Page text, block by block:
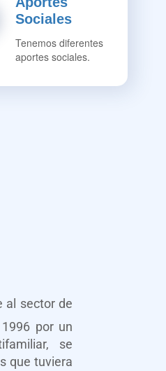
Sociales
Tenemos diferentes
aportes sociales.
al sector de
por un
se
que tuviera